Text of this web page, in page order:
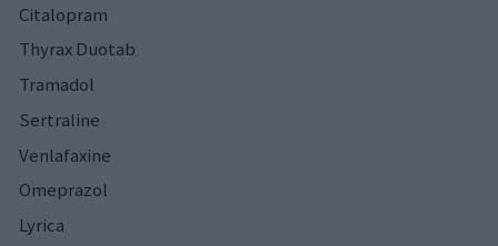
Citalopram
Thyrax Duotab
Tramadol
Sertraline
Venlafaxine
Omeprazol
Lyrica